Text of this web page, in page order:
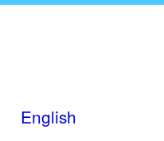
English